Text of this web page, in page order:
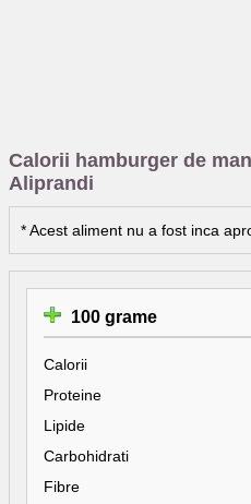
Calorii hamburger de
Aliprandi
* Acest aliment nu a fost inca
100 grame
Calorii
Proteine
Lipide
Carbohidrati
Fibre